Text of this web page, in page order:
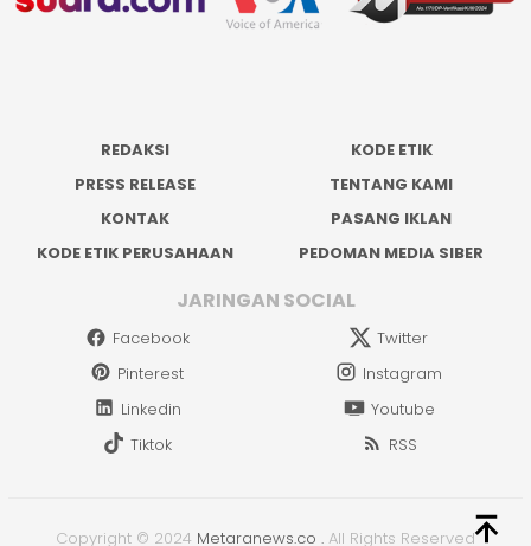
REDAKSI
KODE ETIK
PRESS RELEASE
TENTANG KAMI
KONTAK
PASANG IKLAN
KODE ETIK PERUSAHAAN
PEDOMAN MEDIA SIBER
JARINGAN SOCIAL
Facebook
Twitter
Pinterest
Instagram
Linkedin
Youtube
Tiktok
RSS
Copyright © 2024 Metaranews.co . All Rights Reserved